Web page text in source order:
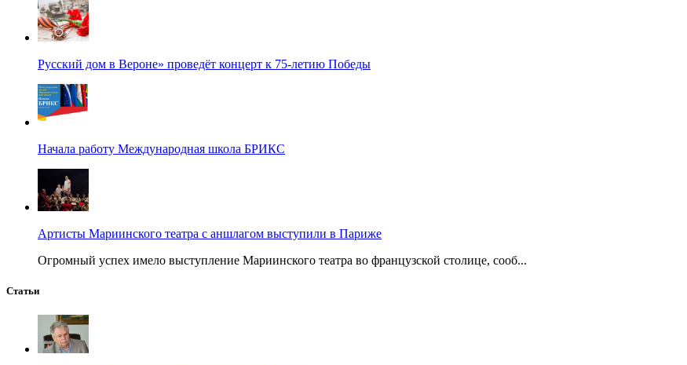
Русский дом в Вероне» проведёт концерт к 75-летию Победы
Начала работу Международная школа БРИКС
Артисты Мариинского театра с аншлагом выступили в Париже
Огромный успех имело выступление Мариинского театра во французской столице, сооб...
Статьи